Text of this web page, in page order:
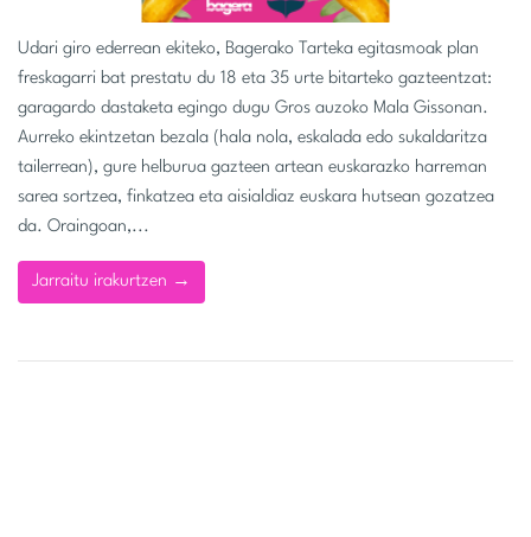
Udari giro ederrean ekiteko, Bagerako Tarteka egitasmoak plan
freskagarri bat prestatu du 18 eta 35 urte bitarteko gazteentzat:
garagardo dastaketa egingo dugu Gros auzoko Mala Gissonan.
Aurreko ekintzetan bezala (hala nola, eskalada edo sukaldaritza
tailerrean), gure helburua gazteen artean euskarazko harreman
sarea sortzea, finkatzea eta aisialdiaz euskara hutsean gozatzea
da. Oraingoan,...
Jarraitu irakurtzen →